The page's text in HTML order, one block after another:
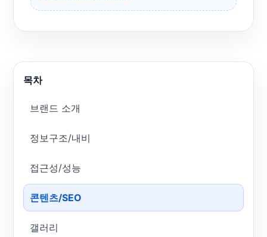
목차
브랜드 소개
정보구조/내비
접근성/성능
콘텐츠/SEO
갤러리